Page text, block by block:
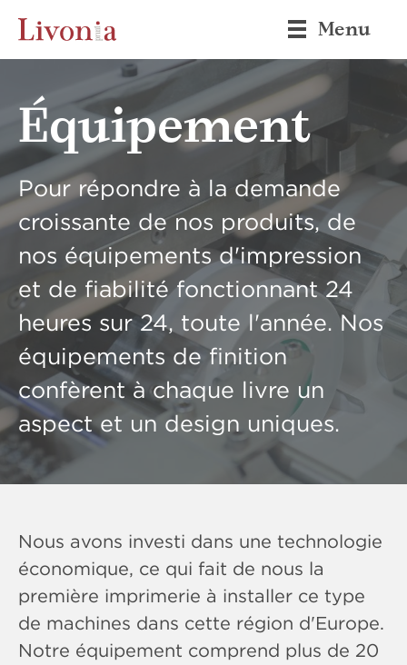
Menu
Équipement
Pour répondre à la demande
croissante de nos produits, de
nos équipements d'impression
et de fiabilité fonctionnant 24
heures sur 24, toute l'année. Nos
équipements de finition
confèrent à chaque livre un
aspect et un design uniques.
Nous avons investi dans une technologie
économique, ce qui fait de nous la
première imprimerie à installer ce type
de machines dans cette région d'Europe.
Notre équipement comprend plus de 20